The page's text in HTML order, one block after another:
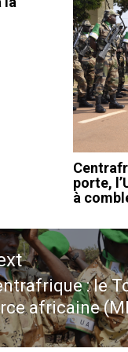
porte,
à
: le
africaine